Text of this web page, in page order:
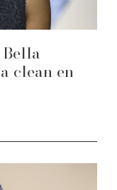
clean en